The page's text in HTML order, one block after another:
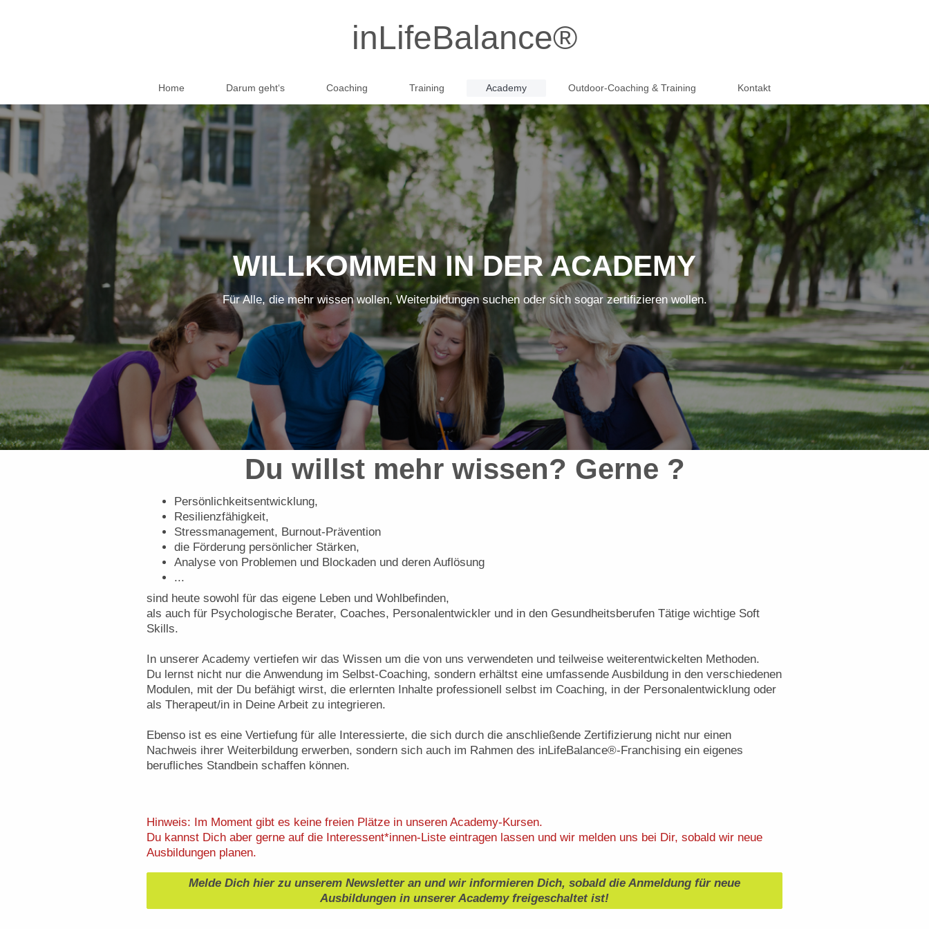
inLifeBalance®
Home Darum geht‘s Coaching Training Academy Outdoor-Coaching & Training Kontakt
WILLKOMMEN IN DER ACADEMY
Für Alle, die mehr wissen wollen, Weiterbildungen suchen oder sich sogar zertifizieren wollen.
Du willst mehr wissen? Gerne ?
Persönlichkeitsentwicklung,
Resilienzfähigkeit,
Stressmanagement, Burnout-Prävention
die Förderung persönlicher Stärken,
Analyse von Problemen und Blockaden und deren Auflösung
...
sind heute sowohl für das eigene Leben und Wohlbefinden,
als auch für Psychologische Berater, Coaches, Personalentwickler und in den Gesundheitsberufen Tätige wichtige Soft
Skills.
In unserer Academy vertiefen wir das Wissen um die von uns verwendeten und teilweise weiterentwickelten Methoden.
Du lernst nicht nur die Anwendung im Selbst-Coaching, sondern erhältst eine umfassende Ausbildung in den verschiedenen
Modulen, mit der Du befähigt wirst, die erlernten Inhalte professionell selbst im Coaching, in der Personalentwicklung oder
als Therapeut/in in Deine Arbeit zu integrieren.
Ebenso ist es eine Vertiefung für alle Interessierte, die sich durch die anschließende Zertifizierung nicht nur einen
Nachweis ihrer Weiterbildung erwerben, sondern sich auch im Rahmen des inLifeBalance®-Franchising ein eigenes
berufliches Standbein schaffen können.
Hinweis: Im Moment gibt es keine freien Plätze in unseren Academy-Kursen.
Du kannst Dich aber gerne auf die Interessent*innen-Liste eintragen lassen und wir melden uns bei Dir, sobald wir neue
Ausbildungen planen.
Melde Dich hier zu unserem Newsletter an und wir informieren Dich, sobald die Anmeldung für neue
Ausbildungen in unserer Academy freigeschaltet ist!